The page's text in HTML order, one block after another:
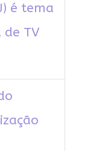
é tema
TV